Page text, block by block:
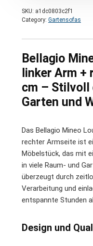
SKU: a1dc0803c2f1
Category: Gartensofas
Bellagio
linker Arm +
cm – Stilvoll
Garten und
Das Bellagio Mineo
rechter Armseite ist
Möbelstück, das mit
in viele Raum- und
überzeugt durch
Verarbeitung und
entspannte Stunden
Design und